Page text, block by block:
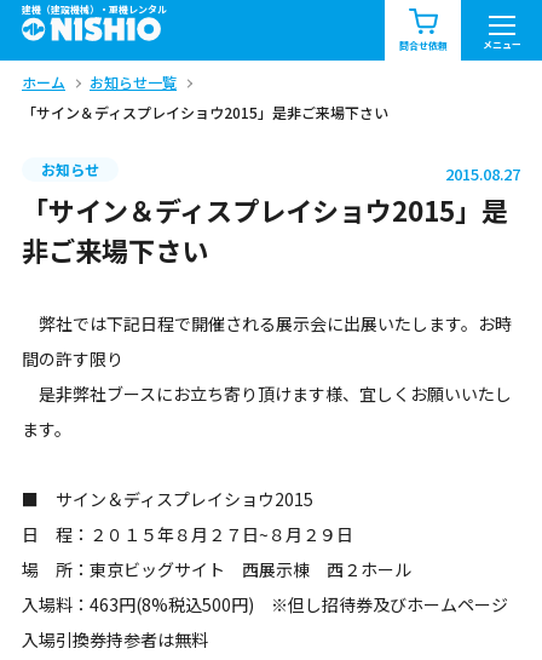
建機（建設機械）・重機レンタル
問合せ依頼 メニュー
商品一覧 お知らせ一覧
問合せ依頼リスト
北海道 東北 関東
中部
九州・沖縄（外部）
ホーム
お知らせ一覧
「サイン＆ディスプレイショウ2015」是非ご来場下さい
お知らせ 2015.08.27
「サイン＆ディスプレイショウ2015」是
非ご来場下さい
弊社では下記日程で開催される展示会に出展いたします。お時
間の許す限り
是非弊社ブースにお立ち寄り頂けます様、宜しくお願いいたし
ます。
■ サイン＆ディスプレイショウ2015
日 程：２０１５年８月２７日~８月２９日
場 所：東京ビッグサイト 西展示棟 西２ホール
入場料：463円(8%税込500円) ※但し招待券及びホームページ
入場引換券持参者は無料